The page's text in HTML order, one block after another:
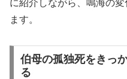
に紹介しながら、鳴海の
ます。
伯母の孤独死をきっ
る